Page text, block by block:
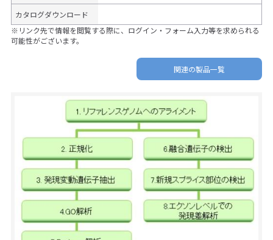
カタログダウンロード
※リンク先で情報を閲覧する際に、ログイン・フォーム入力等を求められる
可能性がございます。
関連の製品一覧